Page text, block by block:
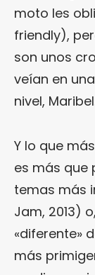
moto les
friendly),
son unos
veían en
nivel,
Y lo que
es más que
temas más
Jam, 2013)
«diferente»
más